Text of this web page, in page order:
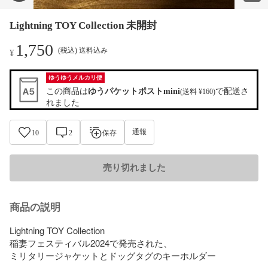
Lightning TOY Collection 未開封
¥ 1,750 (税込) 送料込み
ゆうゆうメルカリ便
この商品はゆうパケットポストmini(送料 ¥160)で配送さ
れました
10 2 保存 通報
売り切れました
商品の説明
Lightning TOY Collection
稲妻フェスティバル2024で発売された、
ミリタリージャケットとドッグタグのキーホルダー